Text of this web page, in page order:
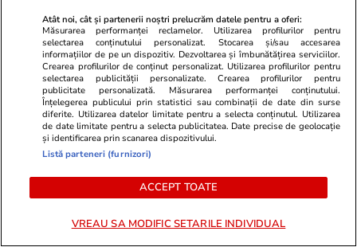
judecă la Bruxelles
20 iul.
Regimul Dan + Bolojan +
Grindeanu + Fritz, mai nociv
Iohannis + Ciolacu + Ciucă?
Atât noi, cât și partenerii noștri prelucrăm datele pentru a oferi:
Măsurarea performanței reclamelor. Utilizarea profilurilor pentru
selectarea conținutului personalizat. Stocarea și/sau accesarea
informațiilor de pe un dispozitiv. Dezvoltarea și îmbunătățirea serviciilor.
Crearea profilurilor de conținut personalizat. Utilizarea profilurilor pentru
selectarea publicității personalizate. Crearea profilurilor pentru
publicitate personalizată. Măsurarea performanței conținutului.
Înțelegerea publicului prin statistici sau combinații de date din surse
diferite. Utilizarea datelor limitate pentru a selecta conținutul. Utilizarea
de date limitate pentru a selecta publicitatea. Date precise de geolocație
și identificarea prin scanarea dispozitivului.
Listă parteneri (furnizori)
ACCEPT TOATE
VREAU SA MODIFIC SETARILE INDIVIDUAL